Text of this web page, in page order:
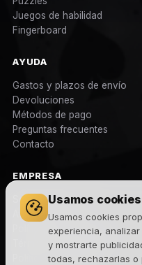
Usamos cookies
Usamos cookies
experiencia,
y mostrarte
todas, rechazarlas o
Juegos de habilidad
Fingerboard
AYUDA
Gastos y plazos de envío
Devoluciones
Métodos de pago
Preguntas frecuentes
Contacto
EMPRESA
Sobre nosotros
Aviso legal
Política de privacidad
Términos y condiciones
Política de cookies